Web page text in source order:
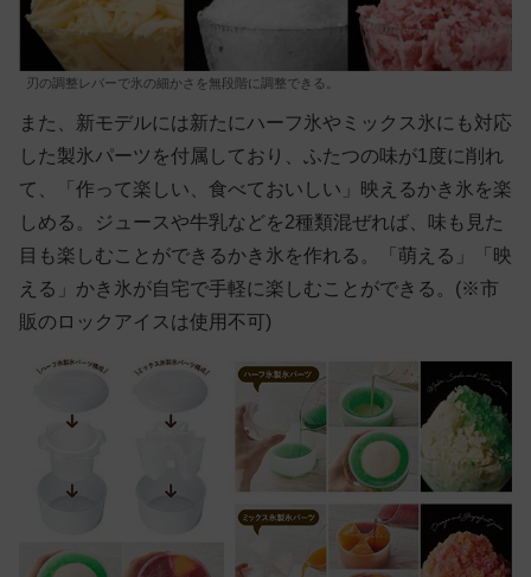
刃の調整レバーで氷の細かさを無段階に調整できる。
また、新モデルには新たにハーフ氷やミックス氷にも対応
した製氷パーツを付属しており、ふたつの味が1度に削れ
て、「作って楽しい、食べておいしい」映えるかき氷を楽
しめる。ジュースや牛乳などを2種類混ぜれば、味も見た
目も楽しむことができるかき氷を作れる。「萌える」「映
える」かき氷が自宅で手軽に楽しむことができる。(※市
販のロックアイスは使用不可)